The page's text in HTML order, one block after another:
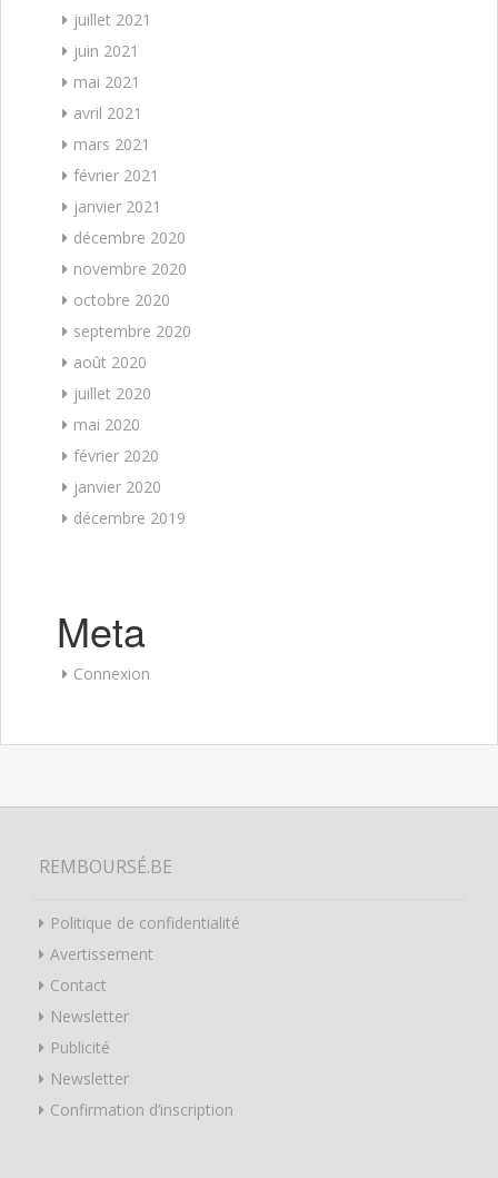
juillet 2021
juin 2021
mai 2021
avril 2021
mars 2021
février 2021
janvier 2021
décembre 2020
novembre 2020
octobre 2020
septembre 2020
août 2020
juillet 2020
mai 2020
février 2020
janvier 2020
décembre 2019
Meta
Connexion
REMBOURSÉ.BE
Politique de confidentialité
Avertissement
Contact
Newsletter
Publicité
Newsletter
Confirmation d’inscription